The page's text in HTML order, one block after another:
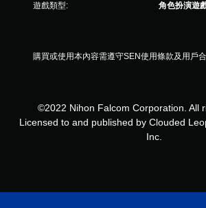
遊戲類型: 角色扮演遊
購買或使用本內容需遵守SEN使用條款及用戶合
©2022 Nihon Falcom Corporation. All
Licensed to and published by Clouded
Inc.